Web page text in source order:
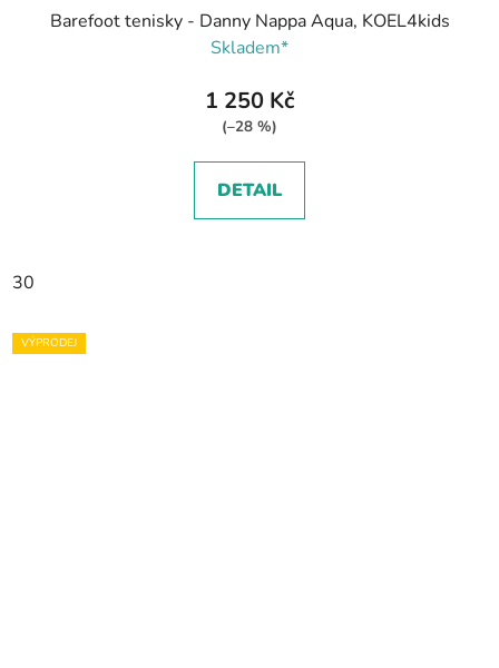
Barefoot tenisky - Danny Nappa Aqua, KOEL4kids
Skladem*
1 250 Kč
(–28 %)
DETAIL
30
VÝPRODEJ